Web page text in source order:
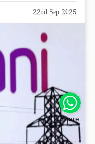
22nd Sep 2025
Share